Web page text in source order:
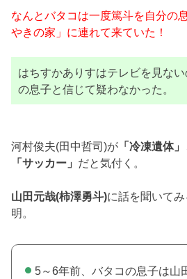
なんとバタコは一度篤斗を自分の
やきの家」に連れて来ていた！
はちすかありすはテレビを見な
の息子と信じて疑わなかった。
河村俊夫(田中哲司)が 「冷凍遺体
「サッカー」 だと気付く。
山田元哉(柿澤勇斗)に話を聞いて
明。
5～6年前、バタコの息子は山